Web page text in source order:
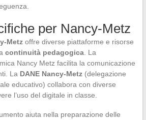
per Nancy-Metz
Metzoffre diverse piattaforme e risorse
continuità pedagogica. La
Nancy Metz facilita la comunicazione
La DANE Nancy-Metz(delegazione
educativo) collabora con diverse
l’uso del digitale in classe.
aiuta nella preparazione delle